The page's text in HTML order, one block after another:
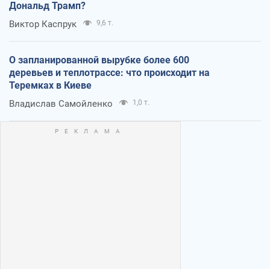
Дональд Трамп?
Виктор Каспрук 9,6 т.
О запланированной вырубке более 600
деревьев и теплотрассе: что происходит на
Теремках в Киеве
Владислав Самойленко 1,0 т.